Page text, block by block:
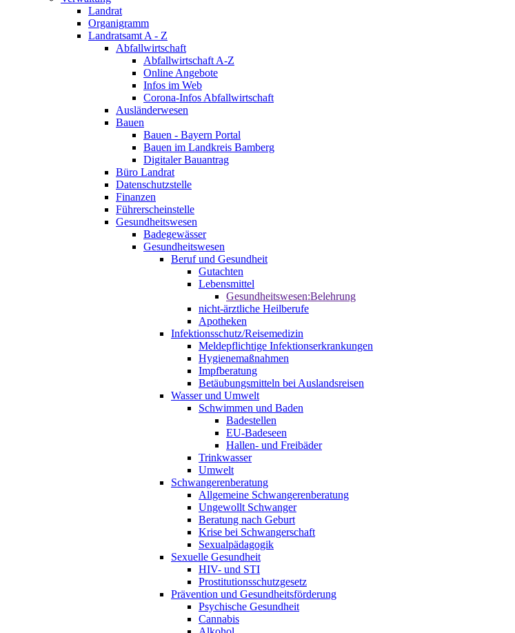
Landrat
Organigramm
Landratsamt A - Z
Abfallwirtschaft
Abfallwirtschaft A-Z
Online Angebote
Infos im Web
Corona-Infos Abfallwirtschaft
Ausländerwesen
Bauen
Bauen - Bayern Portal
Bauen im Landkreis Bamberg
Digitaler Bauantrag
Büro Landrat
Datenschutzstelle
Finanzen
Führerscheinstelle
Gesundheitswesen
Badegewässer
Gesundheitswesen
Beruf und Gesundheit
Gutachten
Lebensmittel
Gesundheitswesen:Belehrung
nicht-ärztliche Heilberufe
Apotheken
Infektionsschutz/Reisemedizin
Meldepflichtige Infektionserkrankungen
Hygienemaßnahmen
Impfberatung
Betäubungsmitteln bei Auslandsreisen
Wasser und Umwelt
Schwimmen und Baden
Badestellen
EU-Badeseen
Hallen- und Freibäder
Trinkwasser
Umwelt
Schwangerenberatung
Allgemeine Schwangerenberatung
Ungewollt Schwanger
Beratung nach Geburt
Krise bei Schwangerschaft
Sexualpädagogik
Sexuelle Gesundheit
HIV- und STI
Prostitutionsschutzgesetz
Prävention und Gesundheitsförderung
Psychische Gesundheit
Cannabis